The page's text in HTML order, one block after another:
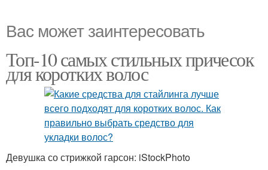
Вас может заинтересовать
Топ-10 самых стильных причесок
для коротких волос
Девушка со стрижкой гарсон: iStockPhoto